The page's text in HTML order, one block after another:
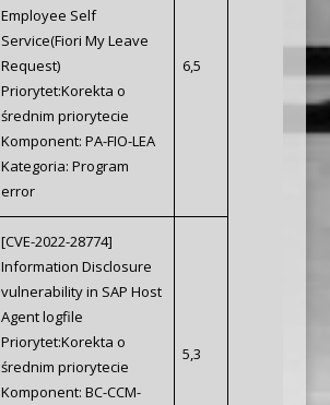
Employee Self
Service(Fiori My Leave
Request)
Priorytet:Korekta o
średnim priorytecie
Komponent: PA-FIO-LEA
Kategoria: Program
error
6,5
[CVE-2022-28774]
Information Disclosure
vulnerability in SAP Host
Agent logfile
Priorytet:Korekta o
średnim priorytecie
Komponent: BC-CCM-
5,3